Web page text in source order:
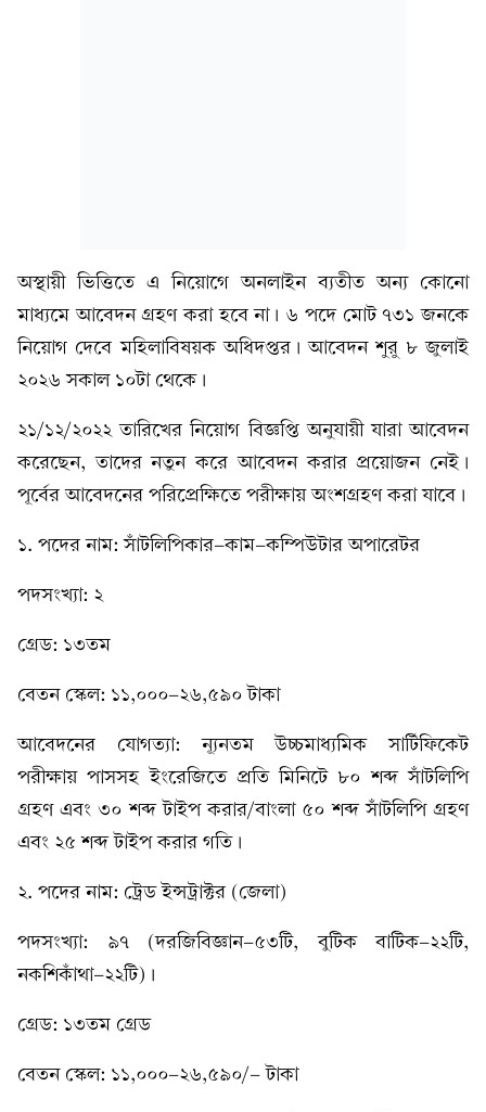
অস্থায়ী ভিত্তিতে এ নিয়োগে অনলাইন ব্যতীত অন্য কোনো
মাধ্যমে আবেদন গ্রহণ করা হবে না। ৬ পদে মোট ৭৩১ জনকে
নিয়োগ দেবে মহিলাবিষয়ক অধিদপ্তর। আবেদন শুরু ৮ জুলাই
২০২৬ সকাল ১০টা থেকে।
২১/১২/২০২২ তারিখের নিয়োগ বিজ্ঞপ্তি অনুযায়ী যারা আবেদন
করেছেন, তাদের নতুন করে আবেদন করার প্রয়োজন নেই।
পূর্বের আবেদনের পরিপ্রেক্ষিতে পরীক্ষায় অংশগ্রহণ করা যাবে।
১. পদের নাম: সাঁটলিপিকার-কাম-কম্পিউটার অপারেটর
পদসংখ্যা: ২
গ্রেড: ১৩তম
বেতন স্কেল: ১১,০০০-২৬,৫৯০ টাকা
আবেদনের যোগত্যা: ন্যূনতম উচ্চমাধ্যমিক সার্টিফিকেট
পরীক্ষায় পাসসহ ইংরেজিতে প্রতি মিনিটে ৮০ শব্দ সাঁটলিপি
গ্রহণ এবং ৩০ শব্দ টাইপ করার/বাংলা ৫০ শব্দ সাঁটলিপি গ্রহণ
এবং ২৫ শব্দ টাইপ করার গতি।
২. পদের নাম: ট্রেড ইন্সট্রাক্টর (জেলা)
পদসংখ্যা: ৯৭ (দরজিবিজ্ঞান-৫৩টি, বুটিক বাটিক-২২টি,
নকশিকাঁথা-২২টি)।
গ্রেড: ১৩তম গ্রেড
বেতন স্কেল: ১১,০০০-২৬,৫৯০/- টাকা